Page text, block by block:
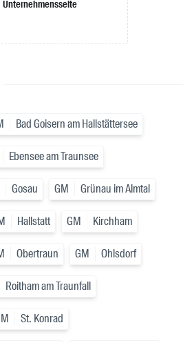
Unternehmensseite
Bad Goisern am Hallstättersee
Ebensee am Traunsee
Gosau GM Grünau im Almtal
Hallstatt GM Kirchham
Obertraun GM Ohlsdorf
Roitham am Traunfall
St. Konrad